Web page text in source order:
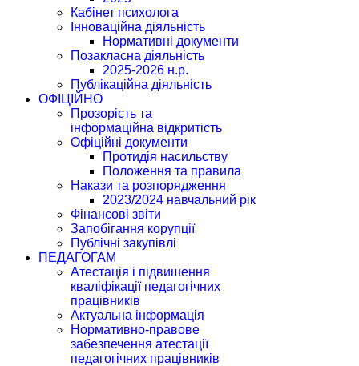
Кабінет психолога
Інноваційна діяльність
Нормативні документи
Позакласна діяльність
2025-2026 н.р.
Публікаційна діяльність
ОФІЦІЙНО
Прозорість та
інформаційна відкритість
Офіційні документи
Протидія насильству
Положення та правила
Накази та розпорядження
2023/2024 навчальний рік
Фінансові звіти
Запобігання корупції
Публічні закупівлі
ПЕДАГОГАМ
Атестація і підвишення
кваліфікації педагогічних
працівників
Актуальна інформація
Нормативно-правове
забезпечення атестації
педагогічних працівників